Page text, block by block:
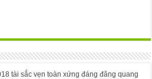
tài sắc vẹn toàn xứng đáng đăng quang